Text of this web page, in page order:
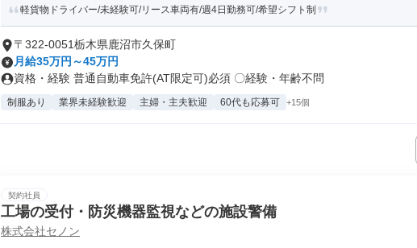
軽貨物ドライバー/未経験可/リース車両有/週4日勤務可/希望シフト制
〒322-0051栃木県鹿沼市久保町
月給35万円～45万円
資格・経験 普通⾃動⾞免許(AT限定可)必須 〇経験・年齢不問
制服あり 業界未経験歓迎 主婦・主夫歓迎 60代も応募可 +15個
契約社員
工場の受付・防災機器監視などの施設警備
株式会社セノン